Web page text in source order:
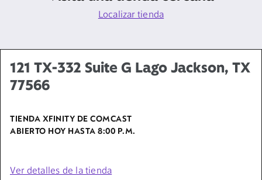
Localizar tienda
121 TX-332 Suite G Lago Jackson, TX
77566
TIENDA XFINITY DE COMCAST
ABIERTO HOY HASTA 8:00 P.M.
Ver detalles de la tienda